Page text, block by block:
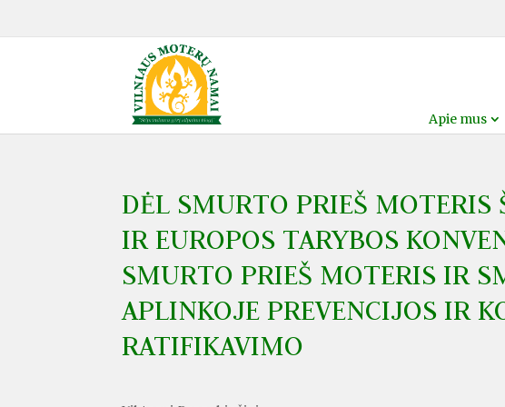
Apie mus
DĖL SMURTO PRIEŠ
IR EUROPOS TARYBOS
SMURTO PRIEŠ MOTERIS IR
APLINKOJE PREVENCIJOS IR
RATIFIKAVIMO